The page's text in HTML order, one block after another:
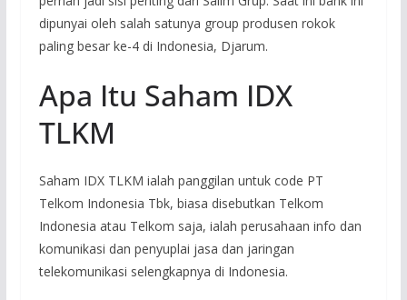
dipunyai oleh salah satunya group produsen rokok
paling besar ke-4 di Indonesia, Djarum.
Apa Itu Saham IDX
TLKM
Saham IDX TLKM ialah panggilan untuk code PT
Telkom Indonesia Tbk, biasa disebutkan Telkom
Indonesia atau Telkom saja, ialah perusahaan info dan
komunikasi dan penyuplai jasa dan jaringan
telekomunikasi selengkapnya di Indonesia.